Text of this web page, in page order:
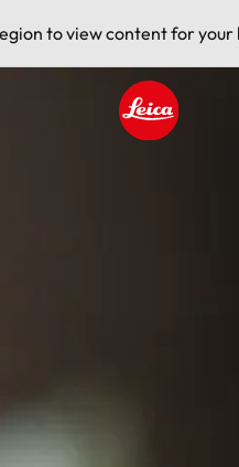
to view content for your